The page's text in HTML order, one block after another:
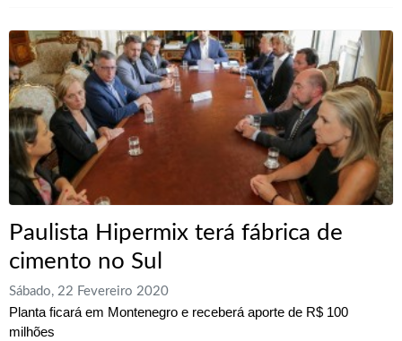
Paulista Hipermix terá fábrica de
cimento no Sul
Sábado, 22 Fevereiro 2020
Planta ficará em Montenegro e receberá aporte de R$ 100
milhões